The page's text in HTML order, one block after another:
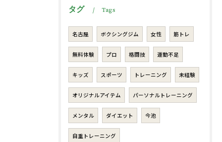
タグ Tags
名古屋 ボクシングジム 女性 筋トレ
無料体験 プロ 格闘技 運動不足
キッズ スポーツ トレーニング 未経験
オリジナルアイテム パーソナルトレーニング
メンタル ダイエット 今池
自重トレーニング